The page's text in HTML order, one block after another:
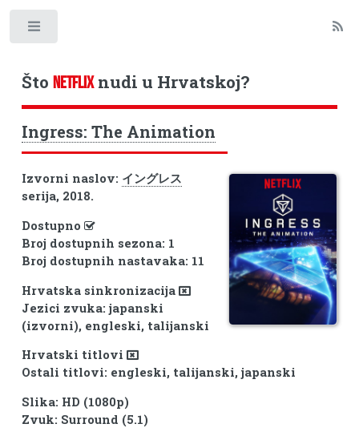
Što NETFLIXnudi u Hrvatskoj?
Ingress: The Animation
Izvorni naslov: イングレス
serija, 2018.
Dostupno
Broj dostupnih sezona: 1
Broj dostupnih nastavaka: 11
Hrvatska sinkronizacija
Jezici zvuka: japanski
(izvorni), engleski, talijanski
Hrvatski titlovi
Ostali titlovi: engleski, talijanski, japanski
Slika: HD (1080p)
Zvuk: Surround (5.1)